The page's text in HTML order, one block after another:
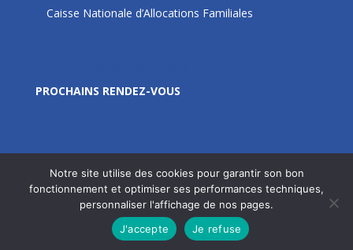
Caisse Nationale d’Allocations Familiales
PROCHAINS RENDEZ-VOUS
Site édité par la Commune de Jonquières Saint Vincent
- © 2020
Notre site utilise des cookies pour garantir son bon
fonctionnement et optimiser ses performances techniques,
personnaliser l'affichage de nos pages.
J'accepte
Je refuse